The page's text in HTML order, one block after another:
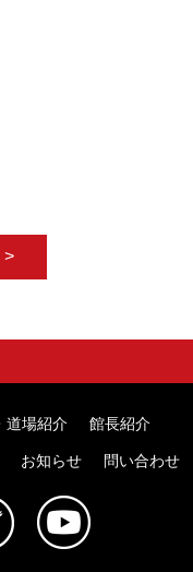
>
道場紹介 館長紹介
お知らせ 問い合わせ